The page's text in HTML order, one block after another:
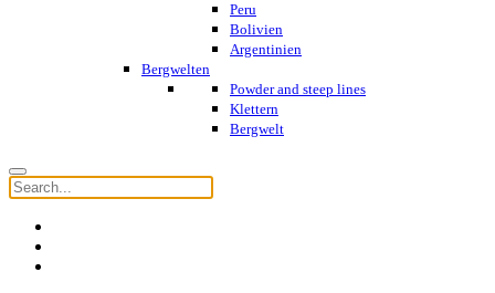
Peru
Bolivien
Argentinien
Bergwelten
Powder and steep lines
Klettern
Bergwelt